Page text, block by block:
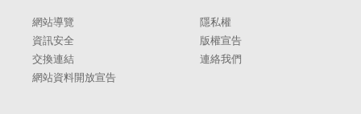
網站導覽
隱私權
資訊安全
版權宣告
交換連結
連絡我們
網站資料開放宣告